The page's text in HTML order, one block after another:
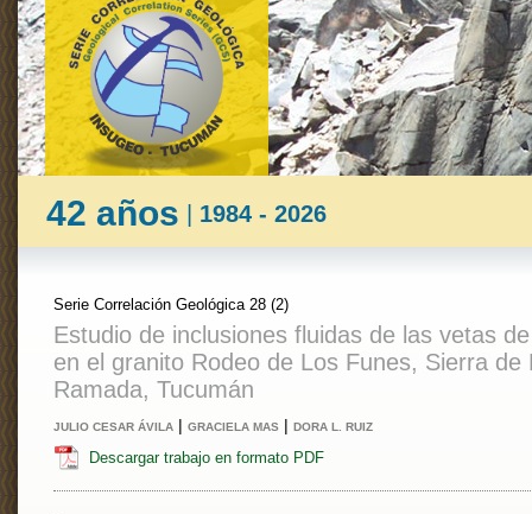
42 años | 1984 - 2026
Serie Correlación Geológica 28 (2)
Estudio de inclusiones fluidas de las vetas
en el granito Rodeo de Los Funes, Sierra de
Ramada, Tucumán
JULIO CESAR ÁVILA | GRACIELA MAS | DORA L. RUIZ
Descargar trabajo en formato PDF